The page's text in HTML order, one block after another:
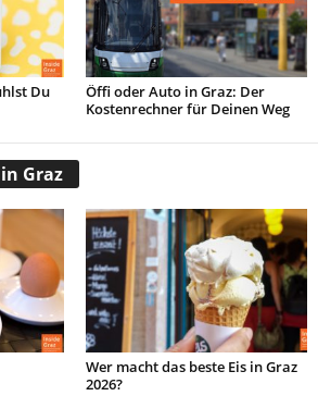
Du
Öffi oder Auto in Graz: Der
Kostenrechner für Deinen Weg
Graz
Wer macht das beste Eis in Graz
2026?